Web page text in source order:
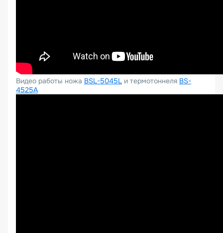
Видео работы ножа BSL-5045L и термотоннеля BS-
4525A